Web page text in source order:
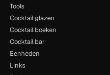
Tools
Cocktail glazen
Cocktail boeken
Cocktail bar
Eenheden
Links